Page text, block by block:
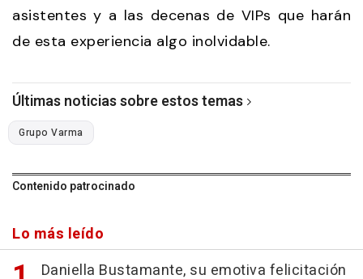
asistentes y a las decenas de VIPs que harán
de esta experiencia algo inolvidable.
Últimas noticias sobre estos temas
Grupo Varma
Contenido patrocinado
Lo más leído
Daniella Bustamante, su emotiva felicitación